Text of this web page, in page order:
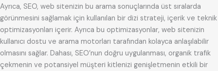
Ayrıca, SEO, web sitenizin bu arama sonuçlarında üst sıralarda
görünmesini sağlamak için kullanılan bir dizi strateji, içerik ve teknik
optimizasyonları içerir. Ayrıca bu optimizasyonlar, web sitenizin
kullanıcı dostu ve arama motorları tarafından kolayca anlaşılabilir
olmasını sağlar. Dahası, SEO’nun doğru uygulanması, organik trafik
çekmenin ve potansiyel müşteri kitlenizi genişletmenin etkili bir